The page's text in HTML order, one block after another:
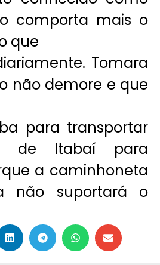
comporta mais o
que
Tomara
não demore e que
para transportar
de Itabaí para
a caminhoneta
não suportará o